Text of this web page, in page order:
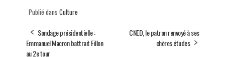
Publié dans Culture
Sondage présidentielle :
Emmanuel Macron battrait Fillon
au 2e tour
CNED, le patron renvoyé à ses
chères études